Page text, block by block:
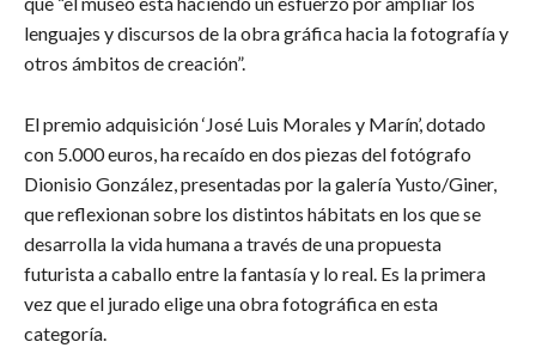
lenguajes y discursos de la obra gráfica hacia la fotografía y
otros ámbitos de creación”.
El premio adquisición ‘José Luis Morales y Marín’, dotado
con 5.000 euros, ha recaído en dos piezas del fotógrafo
Dionisio González, presentadas por la galería Yusto/Giner,
que reflexionan sobre los distintos hábitats en los que se
desarrolla la vida humana a través de una propuesta
futurista a caballo entre la fantasía y lo real. Es la primera
vez que el jurado elige una obra fotográfica en esta
categoría.